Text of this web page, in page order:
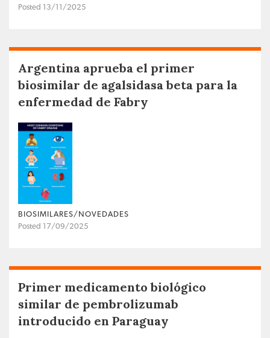
Posted 13/11/2025
Argentina aprueba el primer
biosimilar de agalsidasa beta para la
enfermedad de Fabry
BIOSIMILARES/NOVEDADES
Posted 17/09/2025
Primer medicamento biológico
similar de pembrolizumab
introducido en Paraguay